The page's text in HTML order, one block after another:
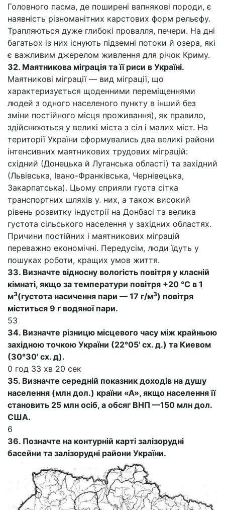
Головного пасма, де поширені вапнякові породи, є
наявність різноманітних карстових форм рельєфу.
Трапляються дуже глибокі провалля, печери. На дні
багатьох із них існують підземні потоки й озера, які
є важливим джерелом живлення для річок Криму.
32. Маятникова міграція та її риси в Україні.
Маятникові міграції — вид міграції, що
характеризується щоденними переміщеннями
людей з одного населеного пункту в інший без
зміни постійного місця проживання), як правило,
здійснюються у великі міста з сіл і малих міст. На
території України сформувались два великі райони
інтенсивних маятникових трудових міграцій:
східний (Донецька й Луганська області) та західний
(Львівська, Івано-Франківська, Чернівецька,
Закарпатська). Цьому сприяли густа сітка
транспортних шляхів у. них, а також високий
рівень розвитку індустрії на Донбасі та велика
густота сільського населення у західних областях.
Причини постійних і маятникових міграцій
переважно економічні. Передусім, люди їдуть у
пошуках роботи, кращих умов життя.
33. Визначте відносну вологість повітря у класній
кімнаті, якщо за температури повітря +20 °С в 1
м3(густота насичення пари — 17 г/м3) повітря
міститься 9 г водяної пари.
53
34. Визначте різницю місцевого часу між крайньою
західною точкою України (22°05' сх. д.) та Киевом
(30°30' сх. д).
0 год 33 хв 20 сек
35. Визначте середній показник доходів на душу
населення (млн дол.) країни «А», якщо населення її
становить 25 млн осіб, а обсяг ВНП —150 млн дол.
США.
6
36. Позначте на контурній карті залізорудні
басейни та залізорудні райони України.